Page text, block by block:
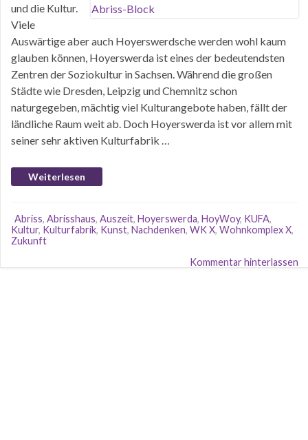
und die Kultur.
Viele
Auswärtige aber auch Hoyerswerdsche werden wohl kaum
glauben können, Hoyerswerda ist eines der bedeutendsten
Zentren der Soziokultur in Sachsen. Während die großen
Städte wie Dresden, Leipzig und Chemnitz schon
naturgegeben, mächtig viel Kulturangebote haben, fällt der
ländliche Raum weit ab. Doch Hoyerswerda ist vor allem mit
seiner sehr aktiven Kulturfabrik …
Weiterlesen
Abriss, Abrisshaus, Auszeit, Hoyerswerda, HoyWoy, KUFA,
Kultur, Kulturfabrik, Kunst, Nachdenken, WK X, Wohnkomplex X,
Zukunft
Kommentar hinterlassen